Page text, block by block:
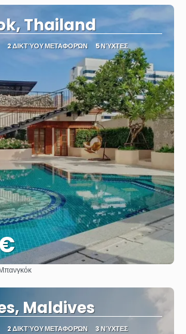
Thailand
2 ΔΙΚΤΎΟΥ ΜΕΤΑΦΟΡΏΝ 5 ΝΎΧΤΕΣ
Maldives
2 ΔΙΚΤΎΟΥ ΜΕΤΑΦΟΡΏΝ 3 ΝΎΧΤΕΣ